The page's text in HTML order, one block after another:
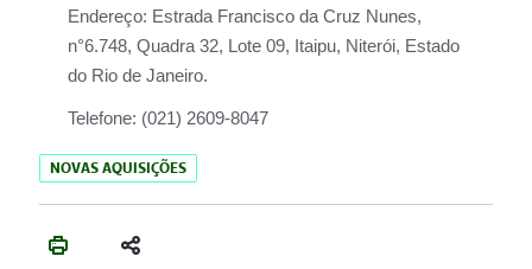
Endereço: Estrada Francisco da Cruz Nunes,
n°6.748, Quadra 32, Lote 09, Itaipu, Niterói, Estado
do Rio de Janeiro.
Telefone: (021) 2609-8047
NOVAS AQUISIÇÕES